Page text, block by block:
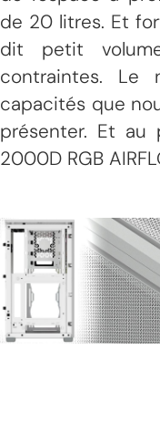
de 20 litres. Et
dit petit
contraintes. Le
capacités que
présenter. Et au
2000D RGB